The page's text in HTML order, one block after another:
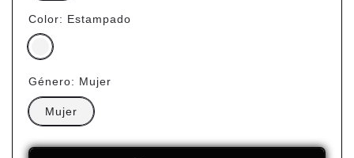
Color: Estampado
Género: Mujer
Mujer